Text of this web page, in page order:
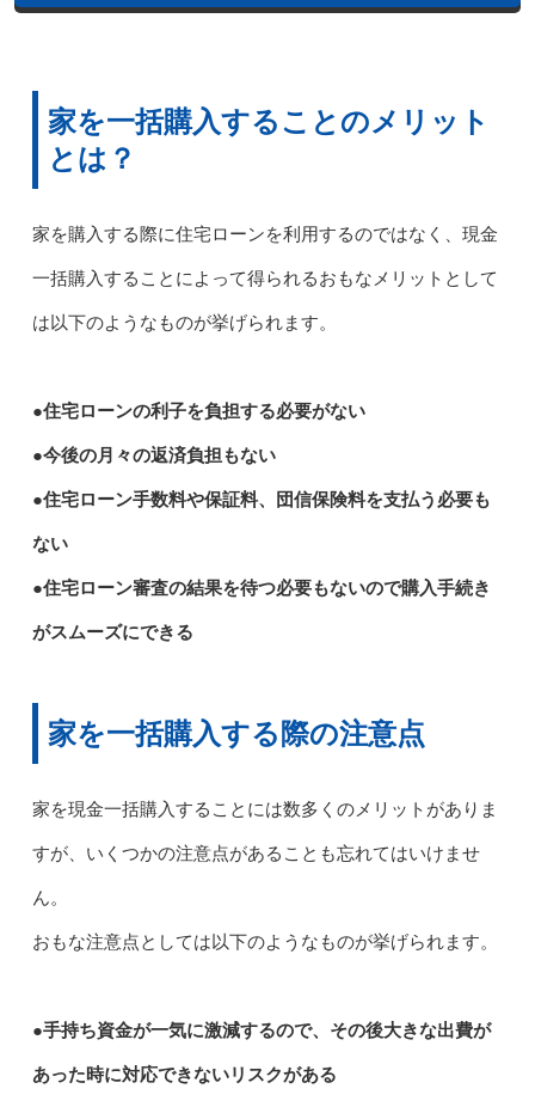
家を一括購入することのメリット
とは？
家を購入する際に住宅ローンを利用するのではなく、現金
一括購入することによって得られるおもなメリットとして
は以下のようなものが挙げられます。
●住宅ローンの利子を負担する必要がない
●今後の月々の返済負担もない
●住宅ローン手数料や保証料、団信保険料を支払う必要も
ない
●住宅ローン審査の結果を待つ必要もないので購入手続き
がスムーズにできる
家を一括購入する際の注意点
家を現金一括購入することには数多くのメリットがありま
すが、いくつかの注意点があることも忘れてはいけませ
ん。
おもな注意点としては以下のようなものが挙げられます。
●手持ち資金が一気に激減するので、その後大きな出費が
あった時に対応できないリスクがある